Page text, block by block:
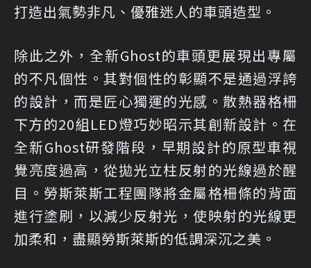
打造出氣勢非凡、優雅迷人的車頭造型。
除此之外，全新Ghost的車頭更展現出專屬
的不凡個性。其對個性的彰顯不是通過浮誇
的設計，而是匠心獨運的光感。散熱器格柵
下方的20組LED燈巧妙昭示其創新設計。在
全新Ghost研發階段，早期設計的原型車視
覺亮度過高，從拋光立柱反射的光線過於醒
目。勞斯萊斯工程團隊將金屬格柵條的背面
進行塗刷，以減少反射光，使映射的光線更
加柔和，盡顯勞斯萊斯的低調深沉之美。